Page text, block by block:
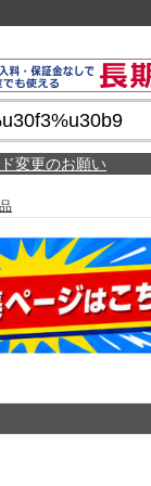
変更のお願い